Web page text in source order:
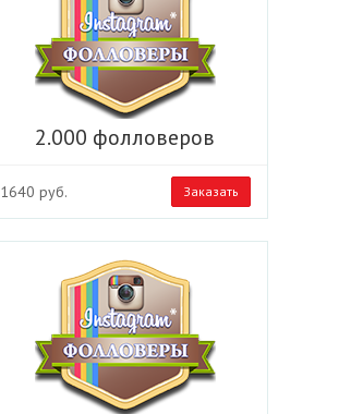
2.000 фолловеров
1640 руб. Заказать